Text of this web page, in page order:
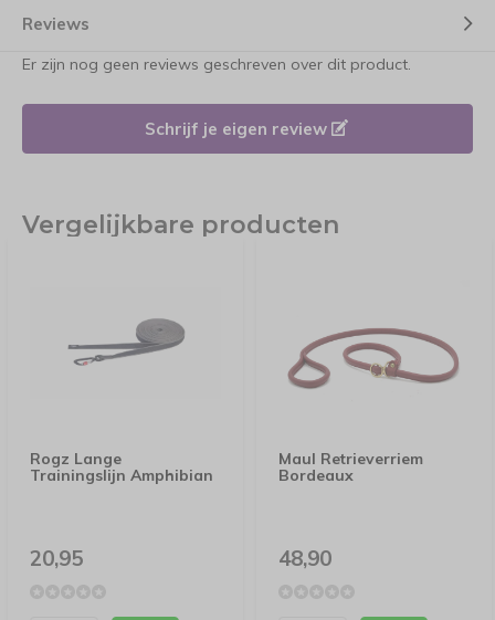
Reviews
Er zijn nog geen reviews geschreven over dit product.
Schrijf je eigen review
Vergelijkbare producten
Rogz Lange
Trainingslijn Amphibian
20,95
Maul Retrieverriem
Bordeaux
48,90